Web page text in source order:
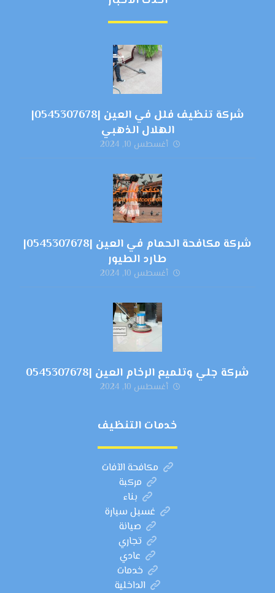
شركة تنظيف فلل في العين |0545307678|
الهلال الذهبي
أغسطس 10, 2024
شركة مكافحة الحمام في العين |0545307678|
طارد الطيور
أغسطس 10, 2024
شركة جلي وتلميع الرخام العين |0545307678
أغسطس 10, 2024
خدمات التنظيف
مكافحة الآفات
مركبة
بناء
غسيل سيارة
صيانة
تجاري
عادي
خدمات
الداخلية